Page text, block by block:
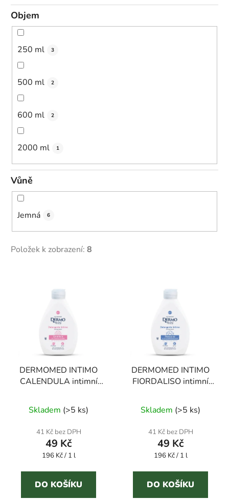
Objem
250 ml 3
500 ml 2
600 ml 2
2000 ml 1
Vůně
Jemná 6
Položek k zobrazení: 8
DERMOMED INTIMO
CALENDULA intimní
Skladem (>5 ks)
41 Kč bez DPH
49 Kč
Měrná
196 Kč / 1 l
DO KOŠÍKU
DERMOMED INTIMO
FIORDALISO intimní
Skladem (>5 ks)
41 Kč bez DPH
49 Kč
Měrná
196 Kč / 1 l
DO KOŠÍKU